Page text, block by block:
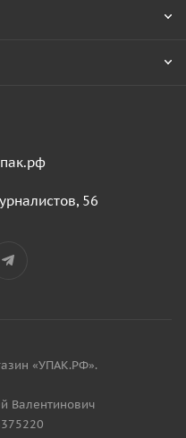
56
«УПАК.РФ».
Валентинович